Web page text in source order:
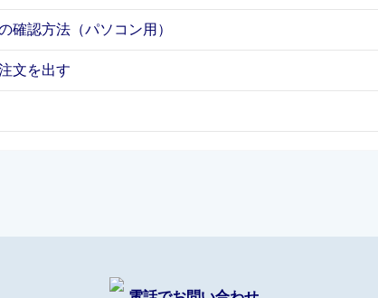
確認方法（パソコン用）
文を出す